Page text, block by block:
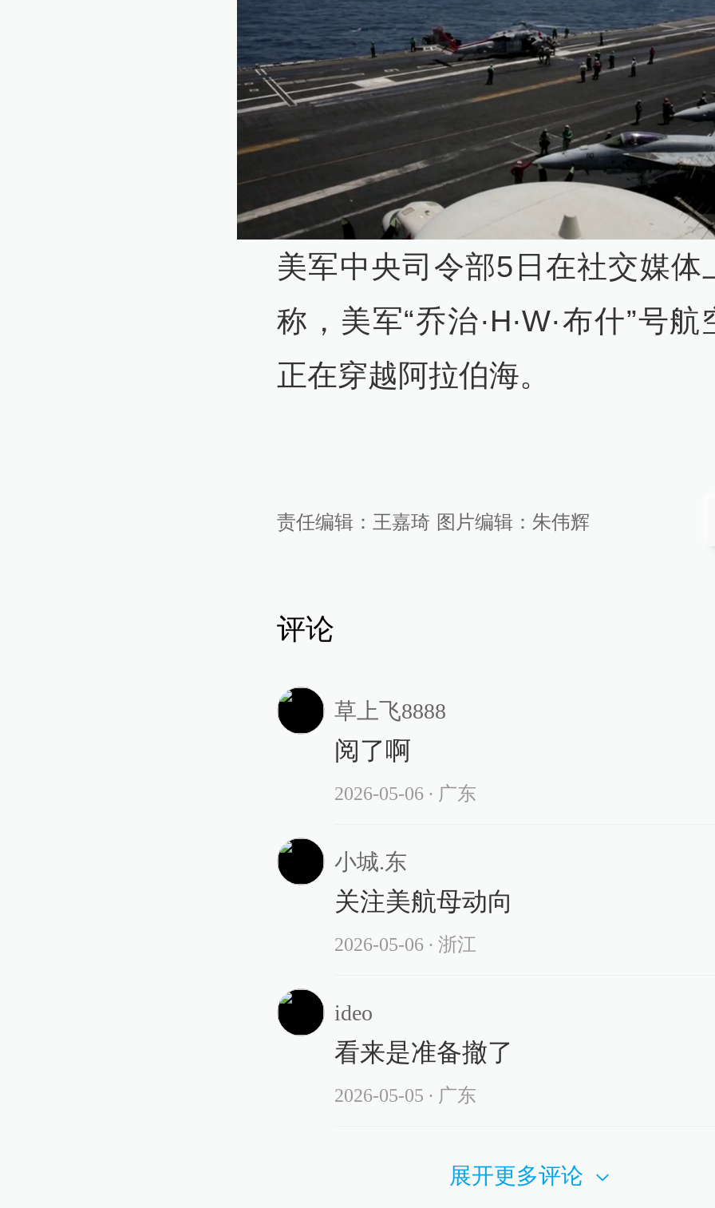
美军中央司令部5日在社交媒体
称，美军“乔治·H·W·布什”号航
正在穿越阿拉伯海。
责任编辑： 王嘉琦 图片编辑： 朱伟辉
评论
草上飞8888
阅了啊
2026-05-06 ∙ 广东
小城.东
关注美航母动向
2026-05-06 ∙ 浙江
ideo
看来是准备撤了
2026-05-05 ∙ 广东
展开更多评论